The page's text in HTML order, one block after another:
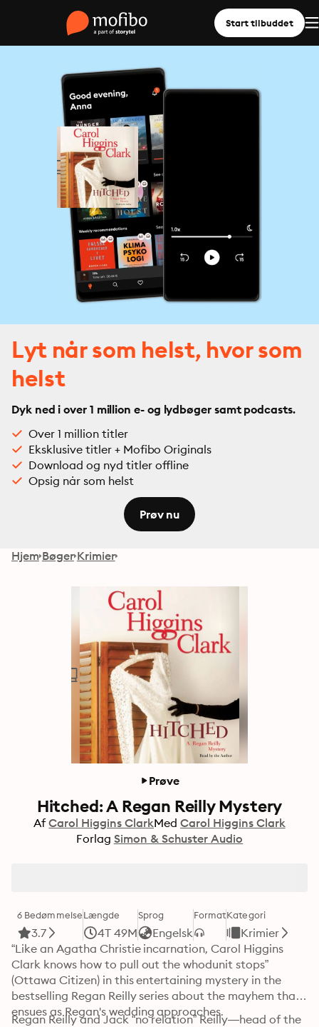
Start tilbuddet
Lyt når som helst, hvor som
helst
Dyk ned i over 1 million e- og lydbøger samt podcasts.
Over 1 million titler
Eksklusive titler + Mofibo Originals
Download og nyd titler offline
Opsig når som helst
Prøv nu
Hjem Bøger Krimier
Prøve
Hitched: A Regan Reilly Mystery
Af Carol Higgins ClarkMed Carol Higgins Clark
Forlag Simon & Schuster Audio
6 Bedømmelse
3.7
Længde
4T 49M
Sprog
Engelsk
FormatKategori
Krimier
“Like an Agatha Christie incarnation, Carol Higgins
Clark knows how to pull out the whodunit stops”
(Ottawa Citizen) in this entertaining mystery in the
bestselling Regan Reilly series about the mayhem that
ensues as Regan's wedding approaches.
Regan Reilly and Jack “no relation” Reilly—head of the